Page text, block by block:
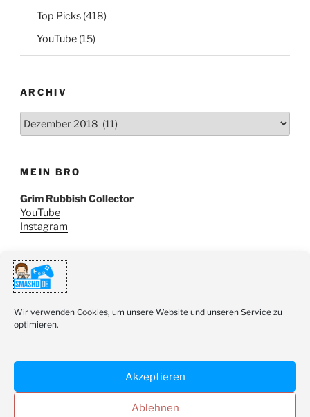
Wir verwenden Cookies, um unsere Website und unseren Service zu
optimieren.
Akzeptieren
Ablehnen
Top Picks(418)
YouTube(15)
ARCHIV
Archiv
MEIN BRO
Grim Rubbish Collector
YouTube
Instagram
SUCHE
Suchen
nach:
Instagram